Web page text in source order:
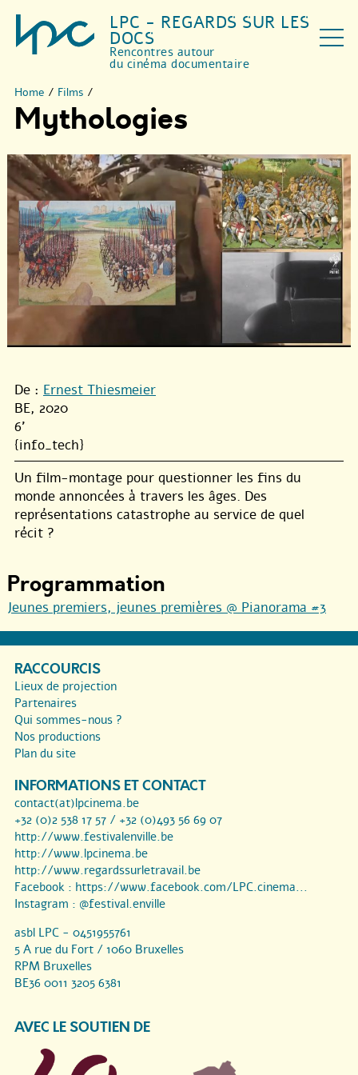
LPC - REGARDS SUR LES
DOCS
Rencontres autour
du cinéma documentaire
Home / Films /
Mythologies
De : Ernest Thiesmeier
BE, 2020
6'
{info_tech}
Un film-montage pour questionner les fins du
monde annoncées à travers les âges. Des
représentations catastrophe au service de quel
récit ?
Programmation
Jeunes premiers, jeunes premières @ Pianorama #3
RACCOURCIS
Lieux de projection
Partenaires
Qui sommes-nous ?
Nos productions
Plan du site
INFORMATIONS ET CONTACT
contact(at)lpcinema.be
+32 (0)2 538 17 57 / +32 (0)493 56 69 07
http://www.festivalenville.be
http://www.lpcinema.be
http://www.regardssurletravail.be
Facebook : https://www.facebook.com/LPC.cinema...
Instagram : @festival.enville
asbl LPC - 0451955761
5 A rue du Fort / 1060 Bruxelles
RPM Bruxelles
BE36 0011 3205 6381
AVEC LE SOUTIEN DE